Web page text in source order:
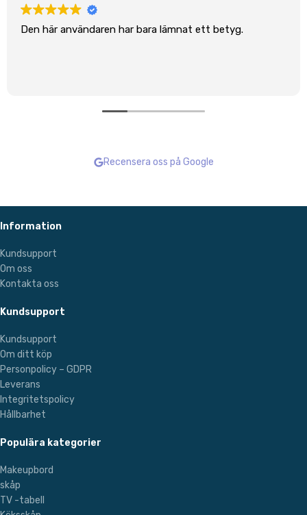
Den här användaren har bara lämnat ett betyg.
Recensera oss på Google
Information
Kundsupport
Om oss
Kontakta oss
Kundsupport
Kundsupport
Om ditt köp
Personpolicy – GDPR
Leverans
Integritetspolicy
Hållbarhet
Populära kategorier
Makeupbord
skåp
TV -tabell